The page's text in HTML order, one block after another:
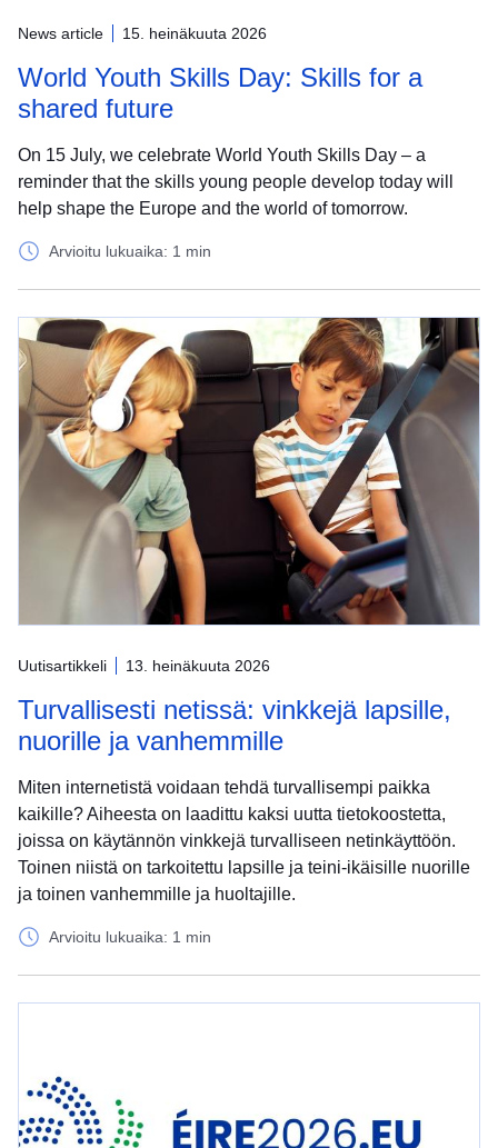
News article 15. heinäkuuta 2026
World Youth Skills Day: Skills for a
shared future
On 15 July, we celebrate World Youth Skills Day – a
reminder that the skills young people develop today will
help shape the Europe and the world of tomorrow.
Arvioitu lukuaika: 1 min
Uutisartikkeli 13. heinäkuuta 2026
Turvallisesti netissä: vinkkejä lapsille,
nuorille ja vanhemmille
Miten internetistä voidaan tehdä turvallisempi paikka
kaikille? Aiheesta on laadittu kaksi uutta tietokoostetta,
joissa on käytännön vinkkejä turvalliseen netinkäyttöön.
Toinen niistä on tarkoitettu lapsille ja teini-ikäisille nuorille
ja toinen vanhemmille ja huoltajille.
Arvioitu lukuaika: 1 min